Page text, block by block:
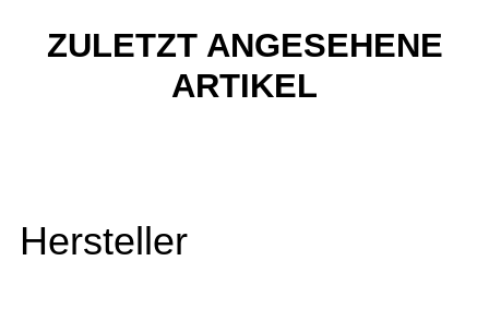
ZULETZT ANGESEHENE
ARTIKEL
Hersteller